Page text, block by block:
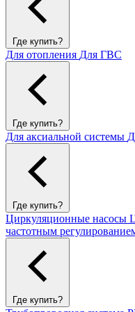
Где купить?
Для отопления Для ГВС
Где купить?
Для аксиальной системы
Где купить?
Циркуляционные насосы
частотным
Где купить?